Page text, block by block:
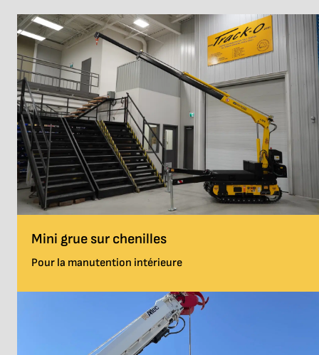
Mini grue sur chenilles
Pour la manutention intérieure